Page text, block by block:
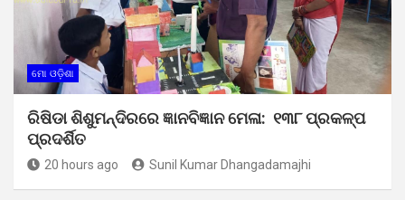
ମୋ ଓଡ଼ିଶା
ରିଷିଡା ଶିଶୁମନ୍ଦିରରେ ଜ୍ଞାନବିଜ୍ଞାନ ମେଳା: ୧୩୮ ପ୍ରକଳ୍ପ
ପ୍ରଦର୍ଶିତ
20 hours ago Sunil Kumar Dhangadamajhi